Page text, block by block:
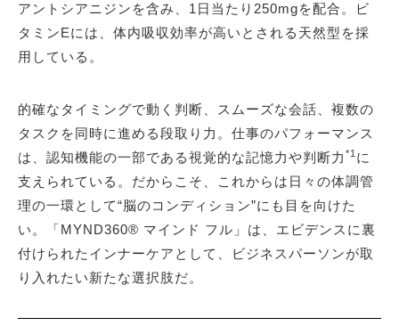
アントシアニジンを含み、1日当たり250mgを配合。ビ
タミンEには、体内吸収効率が高いとされる天然型を採
用している。
的確なタイミングで動く判断、スムーズな会話、複数の
タスクを同時に進める段取り力。仕事のパフォーマンス
は、認知機能の一部である視覚的な記憶力や判断力 *1に
支えられている。だからこそ、これからは日々の体調管
理の一環として“脳のコンディション”にも目を向けた
い。「MYND360® マインド フル」は、エビデンスに裏
付けられたインナーケアとして、ビジネスパーソンが取
り入れたい新たな選択肢だ。